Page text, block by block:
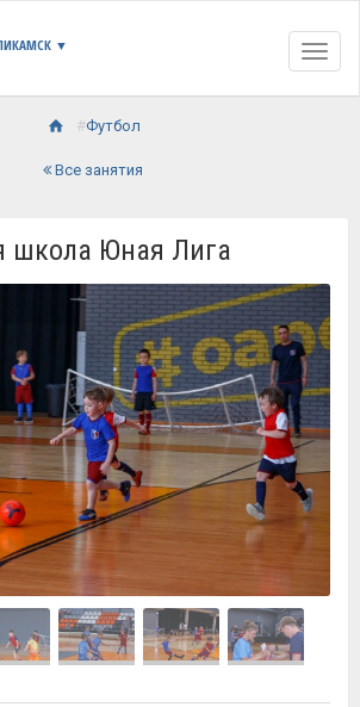
▼
Футбол
Все занятия
школа Юная Лига